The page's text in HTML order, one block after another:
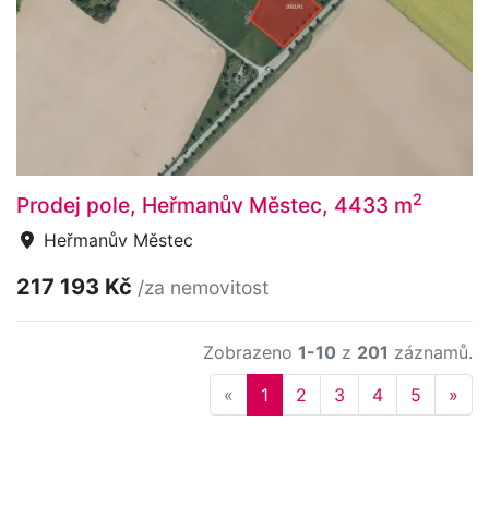
Prodej pole, Heřmanův Městec, 4433 m2
Heřmanův Městec
217 193 Kč /za nemovitost
Zobrazeno 1-10 z 201 záznamů.
« Previous
1 2 3 4 5 »